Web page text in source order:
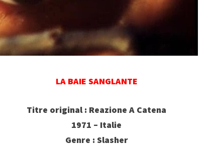
LA BAIE SANGLANTE
Titre original : Reazione A Catena
1971 – Italie
Genre : Slasher